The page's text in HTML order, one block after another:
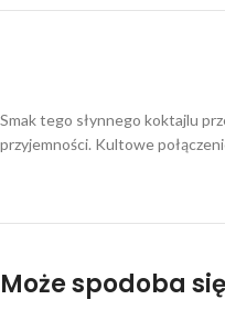
Smak tego słynnego koktajlu
przyjemności. Kultowe
Może spodoba